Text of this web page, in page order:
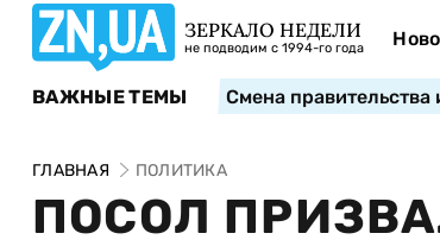
ЗЕРКАЛО НЕДЕЛИ
не подводим с 1994-го года
ВАЖНЫЕ ТЕМЫ Смена правительства
ГЛАВНАЯ ПОЛИТИКА
ПОСОЛ